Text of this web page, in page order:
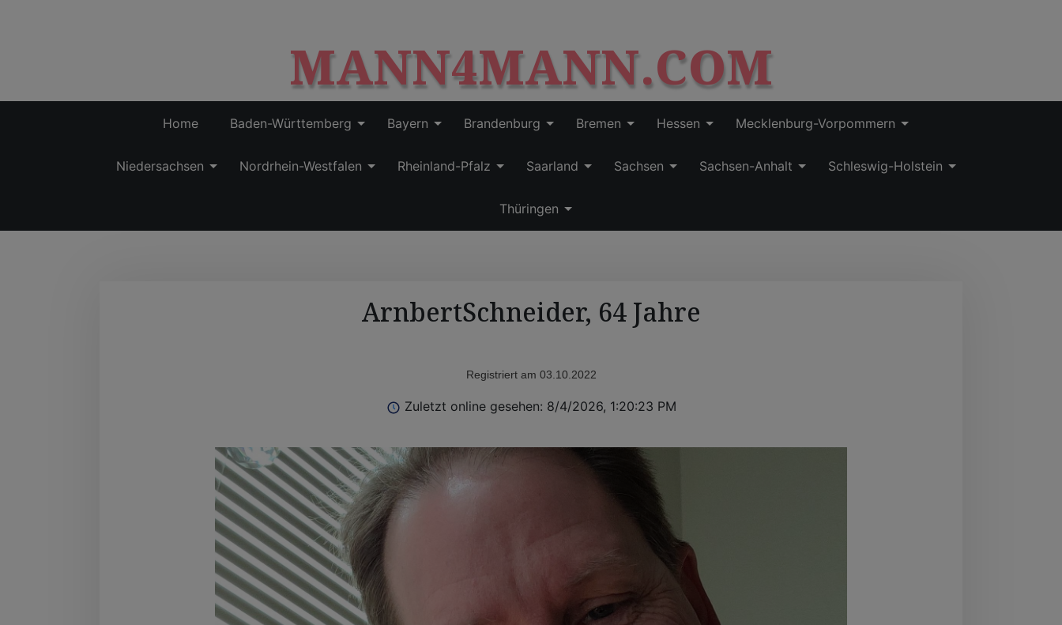
p
t
o
c
n
n
MANN4MANN.COM
Home Baden-Württemberg Bayern Brandenburg Bremen Hessen Mecklenburg-Vorpommern
Niedersachsen Nordrhein-Westfalen Rheinland-Pfalz Saarland Sachsen Sachsen-Anhalt Schleswig-Holstein
Thüringen
ArnbertSchneider, 64 Jahre
Registriert am 03.10.2022
Zuletzt online gesehen: 8/4/2026, 1:20:23 PM